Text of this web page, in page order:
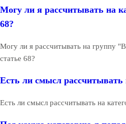
Могу ли я рассчитывать на
68?
Могу ли я рассчитывать на группу
статье 68?
Есть ли смысл рассчитывать
Есть ли смысл рассчитывать на